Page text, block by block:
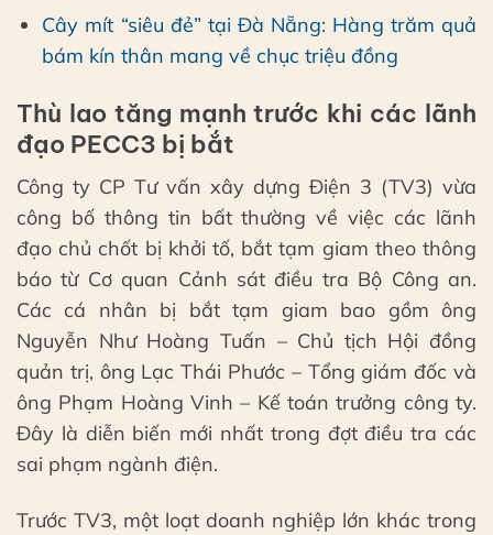
Cây mít “siêu đẻ” tại Đà Nẵng: Hàng trăm quả
bám kín thân mang về chục triệu đồng
Thù lao tăng mạnh trước khi các lãnh
đạo PECC3 bị bắt
Công ty CP Tư vấn xây dựng Điện 3 (TV3) vừa
công bố thông tin bất thường về việc các lãnh
đạo chủ chốt bị khởi tố, bắt tạm giam theo thông
báo từ Cơ quan Cảnh sát điều tra Bộ Công an.
Các cá nhân bị bắt tạm giam bao gồm ông
Nguyễn Như Hoàng Tuấn – Chủ tịch Hội đồng
quản trị, ông Lạc Thái Phước – Tổng giám đốc và
ông Phạm Hoàng Vinh – Kế toán trưởng công ty.
Đây là diễn biến mới nhất trong đợt điều tra các
sai phạm ngành điện.
Trước TV3, một loạt doanh nghiệp lớn khác trong